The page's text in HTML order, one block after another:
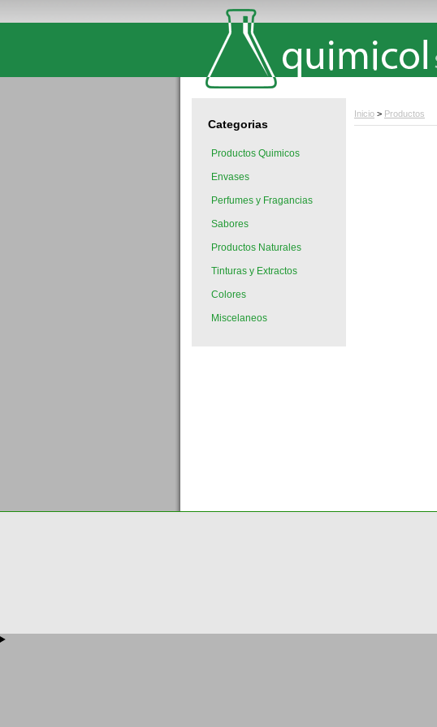
Categorias
Productos Quimicos
Envases
Perfumes y Fragancias
Sabores
Productos Naturales
Tinturas y Extractos
Colores
Miscelaneos
Inicio > Productos